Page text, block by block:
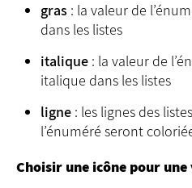
gras : la valeur de
dans les listes
italique : la valeur de
italique dans les listes
ligne : les lignes des
l’énuméré seront
Choisir une icône pour